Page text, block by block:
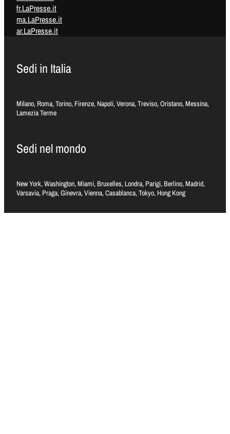
fr.LaPresse.it
ma.LaPresse.it
ar.LaPresse.it
Sedi in Italia
Milano, Roma, Torino, Firenze, Napoli, Verona, Treviso, Oristano, Messina,
Lamezia Terme
Sedi nel mondo
New York, Washington, Miami, Bruxelles, Londra, Parigi, Berlino, Madrid,
Varsavia, Praga, Ginevra, Vienna, Casablanca, Tokyo, Hong Kong